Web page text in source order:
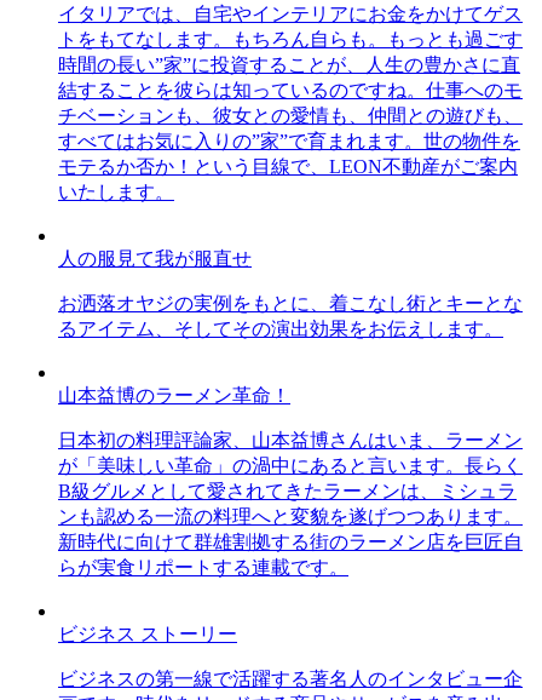
イタリアでは、自宅やインテリアにお金をかけてゲス
トをもてなします。もちろん自らも。もっとも過ごす
時間の長い”家”に投資することが、人生の豊かさに直
結することを彼らは知っているのですね。仕事へのモ
チベーションも、彼女との愛情も、仲間との遊びも、
すべてはお気に入りの”家”で育まれます。世の物件を
モテるか否か！という目線で、LEON不動産がご案内
いたします。
人の服見て我が服直せ
お洒落オヤジの実例をもとに、着こなし術とキーとな
るアイテム、そしてその演出効果をお伝えします。
山本益博のラーメン革命！
日本初の料理評論家、山本益博さんはいま、ラーメン
が「美味しい革命」の渦中にあると言います。長らく
B級グルメとして愛されてきたラーメンは、ミシュラ
ンも認める一流の料理へと変貌を遂げつつあります。
新時代に向けて群雄割拠する街のラーメン店を巨匠自
らが実食リポートする連載です。
ビジネス ストーリー
ビジネスの第一線で活躍する著名人のインタビュー企